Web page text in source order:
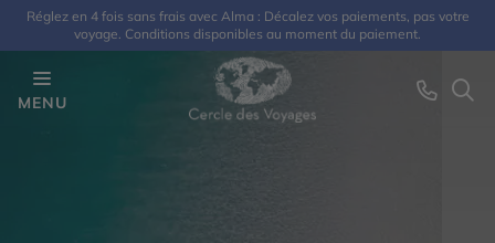
Réglez en 4 fois sans frais avec Alma : Décalez vos paiements, pas votre
voyage. Conditions disponibles au moment du paiement.
MENU